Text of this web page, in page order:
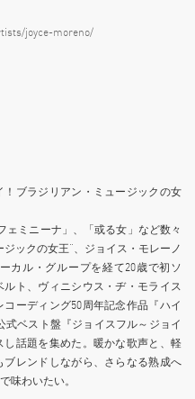
joyce-moreno/
ブラジリアン・ミュージックの女
ェミニーナ」、「或る女」など数々
ックの女王”、ジョイス・モレーノ
カル・グループを経て20歳で初ソ
ト、ヴィニシウス・ヂ・モライス
ーディング50周年記念作品『ハイ
ベスト盤『ジョイスフル～ジョイ
話題を集めた。暖かな歌声と、軽
レンドしながら、さらなる熟成へ
味わいたい。